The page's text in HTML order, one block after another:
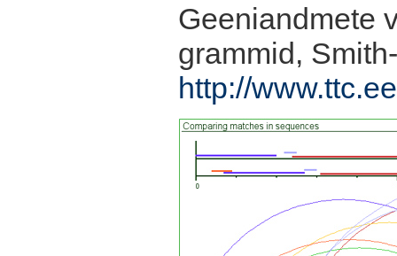
Geeniandmete
grammid,
http://